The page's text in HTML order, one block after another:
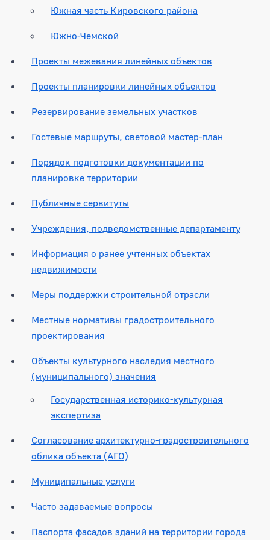
Южная часть Кировского района
Южно-Чемской
Проекты межевания линейных объектов
Проекты планировки линейных объектов
Резервирование земельных участков
Гостевые маршруты, световой мастер-план
Порядок подготовки документации по
планировке территории
Публичные сервитуты
Учреждения, подведомственные департаменту
Информация о ранее учтенных объектах
недвижимости
Меры поддержки строительной отрасли
Местные нормативы градостроительного
проектирования
Объекты культурного наследия местного
(муниципального) значения
Государственная историко-культурная
экспертиза
Согласование архитектурно-градостроительного
облика объекта (АГО)
Муниципальные услуги
Часто задаваемые вопросы
Паспорта фасадов зданий на территории города